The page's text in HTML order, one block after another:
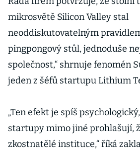
mikrosvětě Silicon Valley stal
neoddiskutovatelným
pingpongový stůl, jednoduše
společnost,“ shrnuje fenomén
jeden z šéfů startupu Lithium
„Ten efekt je spíš
startupy mimo jiné prohlašují,
zkostnatělé instituce,“ říká